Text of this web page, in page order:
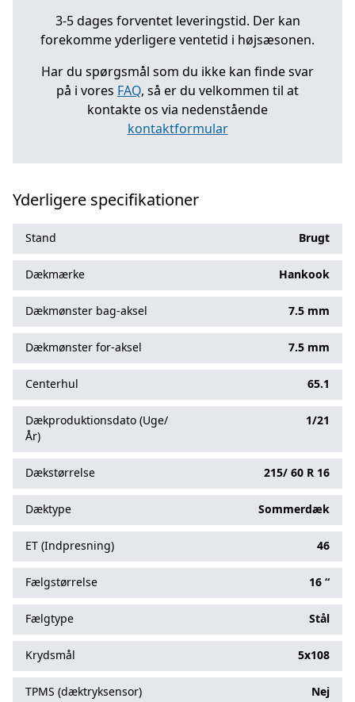
3-5 dages forventet leveringstid. Der kan
forekomme yderligere ventetid i højsæsonen.
Har du spørgsmål som du ikke kan finde svar
på i vores FAQ, så er du velkommen til at
kontakte os via nedenstående
kontaktformular
Yderligere specifikationer
Stand Brugt
Dækmærke Hankook
Dækmønster bag-aksel 7.5 mm
Dækmønster for-aksel 7.5 mm
Centerhul 65.1
Dækproduktionsdato (Uge/
År)
1/21
Dækstørrelse 215/ 60 R 16
Dæktype Sommerdæk
ET (Indpresning) 46
Fælgstørrelse 16 “
Fælgtype Stål
Krydsmål 5x108
TPMS (dæktryksensor) Nej